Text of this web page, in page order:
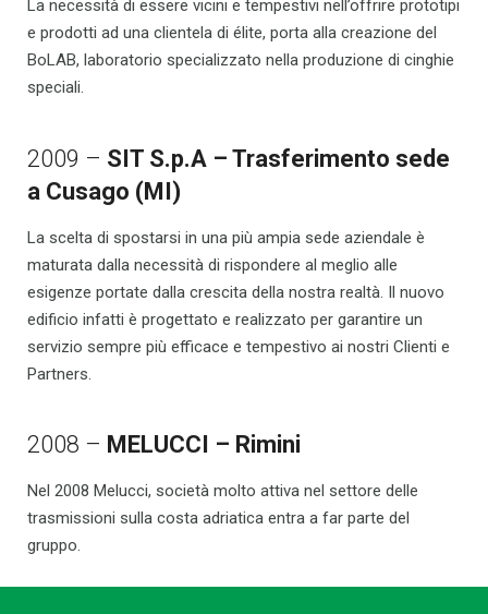
La necessità di essere vicini e tempestivi nell’offrire prototipi
e prodotti ad una clientela di élite, porta alla creazione del
BoLAB, laboratorio specializzato nella produzione di cinghie
speciali.
2009 – SIT S.p.A – Trasferimento sede
a Cusago (MI)
La scelta di spostarsi in una più ampia sede aziendale è
maturata dalla necessità di rispondere al meglio alle
esigenze portate dalla crescita della nostra realtà. Il nuovo
edificio infatti è progettato e realizzato per garantire un
servizio sempre più efficace e tempestivo ai nostri Clienti e
Partners.
2008 – MELUCCI – Rimini
Nel 2008 Melucci, società molto attiva nel settore delle
trasmissioni sulla costa adriatica entra a far parte del
gruppo.